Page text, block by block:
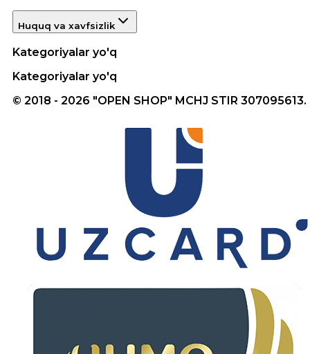
Huquq va xavfsizlik
Kategoriyalar yo'q
Kategoriyalar yo'q
© 2018 - 2026 "OPEN SHOP" MCHJ STIR 307095613.